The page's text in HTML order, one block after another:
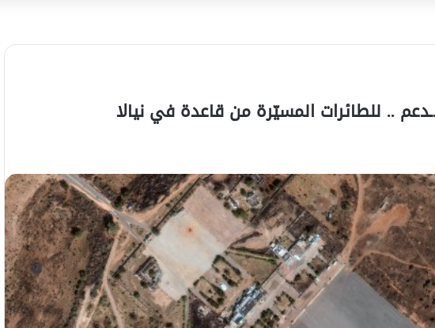
.. للطائرات المسيّرة من قاعدة في نيالا